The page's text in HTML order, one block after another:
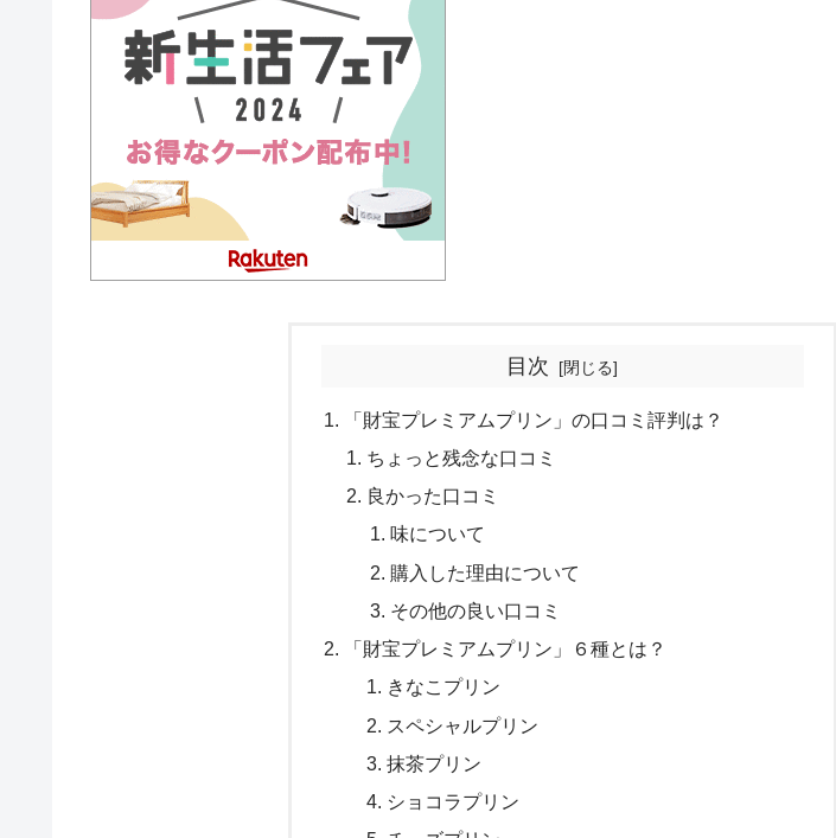
目次
「財宝プレミアムプリン」の口コミ評判は？
ちょっと残念な口コミ
良かった口コミ
味について
購入した理由について
その他の良い口コミ
「財宝プレミアムプリン」６種とは？
きなこプリン
スペシャルプリン
抹茶プリン
ショコラプリン